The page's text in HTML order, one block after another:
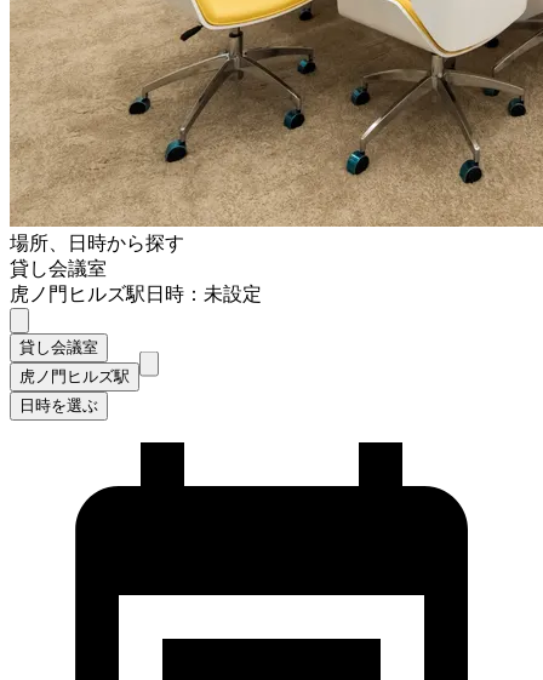
場所、日時から探す
貸し会議室
虎ノ門ヒルズ駅日時：未設定
貸し会議室
虎ノ門ヒルズ駅
日時を選ぶ